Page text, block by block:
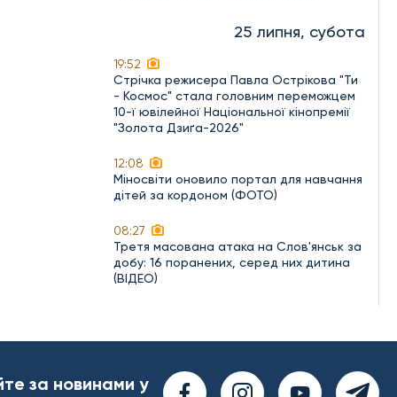
25 липня, субота
19:52
Стрічка режисера Павла Острікова "Ти
- Космос" стала головним переможцем
10-ї ювілейної Національної кінопремії
"Золота Дзиґа-2026"
12:08
Міносвіти оновило портал для навчання
дітей за кордоном (ФОТО)
08:27
Третя масована атака на Слов'янськ за
добу: 16 поранених, серед них дитина
(ВІДЕО)
за новинами у